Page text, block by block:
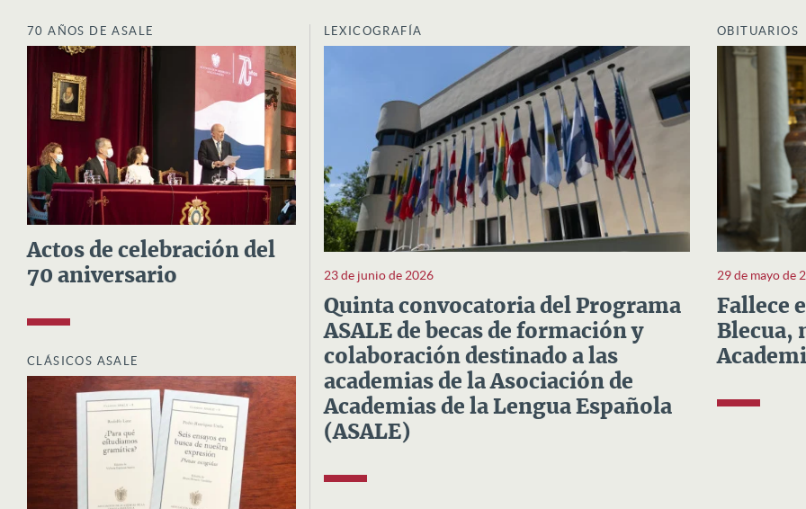
70 AÑOS DE ASALE
Actos de celebración del
70 aniversario
CLÁSICOS ASALE
LEXICOGRAFÍA
23 de junio de 2026
Quinta convocatoria del Programa
ASALE de becas de formación y
colaboración destinado a las
academias de la Asociación de
Academias de la Lengua Española
(ASALE)
OBITUARIOS
29 de mayo de
Fallece
Blecua,